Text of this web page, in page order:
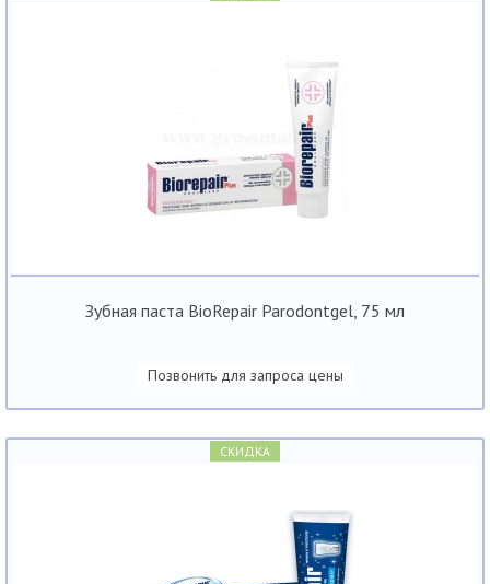
Зубная паста BioRepair Parodontgel, 75 мл
Позвонить для запроса цены
СКИДКА